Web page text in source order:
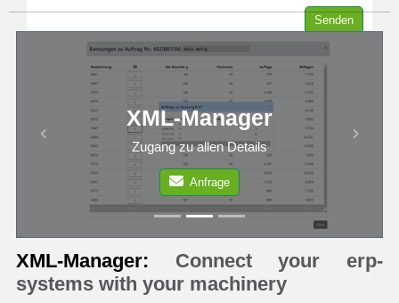
Senden
XML-Manager
Zugang zu allen Details
Anfrage
Previous Next
XML-Manager: Connect your erp-
systems with your machinery